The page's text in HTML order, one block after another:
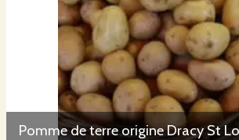
Pomme de terre origine Dracy St